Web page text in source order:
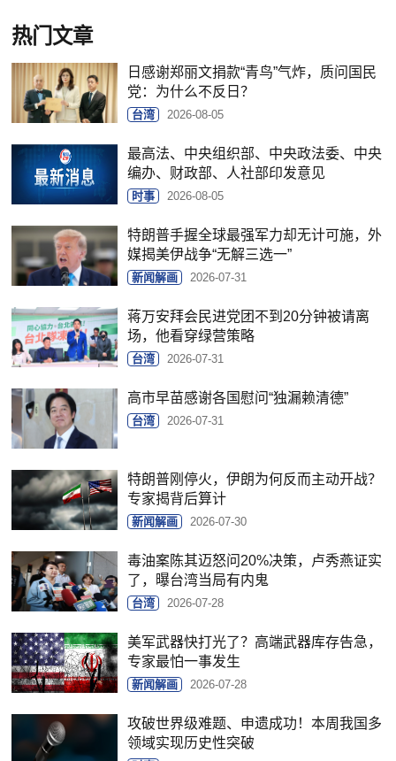
热门文章
日感谢郑丽文捐款“青鸟”气炸，质问国民
党：为什么不反日？
台湾 2026-08-05
最高法、中央组织部、中央政法委、中央
编办、财政部、人社部印发意见
时事 2026-08-05
特朗普手握全球最强军力却无计可施，外
媒揭美伊战争“无解三选一”
新闻解画 2026-07-31
蒋万安拜会民进党团不到20分钟被请离
场，他看穿绿营策略
台湾 2026-07-31
高市早苗感谢各国慰问“独漏赖清德”
台湾 2026-07-31
特朗普刚停火，伊朗为何反而主动开战？
专家揭背后算计
新闻解画 2026-07-30
毒油案陈其迈怒问20%决策，卢秀燕证实
了，曝台湾当局有内鬼
台湾 2026-07-28
美军武器快打光了？高端武器库存告急，
专家最怕一事发生
新闻解画 2026-07-28
攻破世界级难题、申遗成功！本周我国多
领域实现历史性突破